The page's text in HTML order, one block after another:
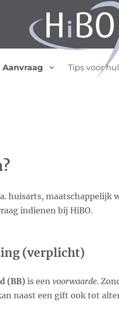
Aanvraag Tips voor
huisarts, maatschappelijk
indienen bij HiBO.
(verplicht)
(BB) is een voorwaarde.
naast een gift ook tot